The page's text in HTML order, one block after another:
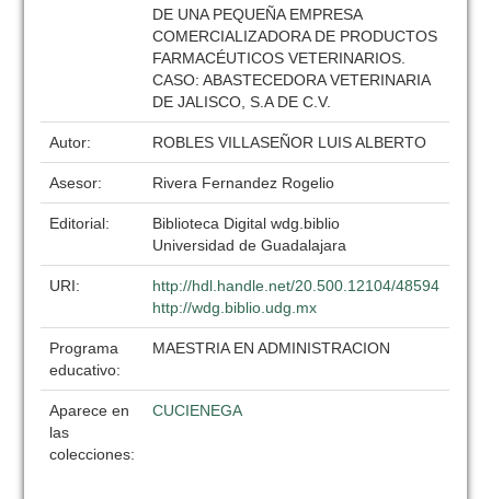
DE UNA PEQUEÑA EMPRESA
COMERCIALIZADORA DE PRODUCTOS
FARMACÉUTICOS VETERINARIOS.
CASO: ABASTECEDORA VETERINARIA
DE JALISCO, S.A DE C.V.
Autor: ROBLES VILLASEÑOR LUIS ALBERTO
Asesor: Rivera Fernandez Rogelio
Editorial:
Biblioteca Digital wdg.biblio
Universidad de Guadalajara
URI:
http://hdl.handle.net/20.500.12104/48594
http://wdg.biblio.udg.mx
Programa
educativo:
MAESTRIA EN ADMINISTRACION
Aparece en
las
colecciones:
CUCIENEGA